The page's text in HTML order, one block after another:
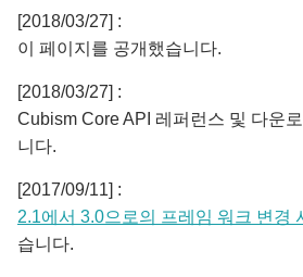
[2018/03/27] :
이 페이지를 공개했습니다.
[2018/03/27] :
Cubism Core API 레퍼런스 및 다운
니다.
[2017/09/11] :
2.1에서 3.0으로의 프레임 워크 변경
습니다.